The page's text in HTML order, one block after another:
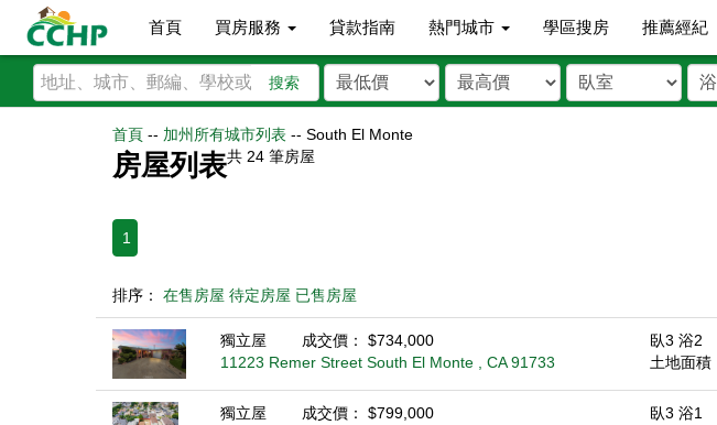
首頁 買房服務 貸款指南 熱門城市 學區搜房 推薦經紀
搜索
首頁 -- 加州所有城市列表 -- South El Monte
房屋列表共 24 筆房屋
1
排序： 在售房屋 待定房屋 已售房屋
獨立屋
成交價： $734,000
11223 Remer Street South El Monte , CA 91733
臥3 浴2
土地面積
獨立屋
成交價： $799,000
臥3 浴1